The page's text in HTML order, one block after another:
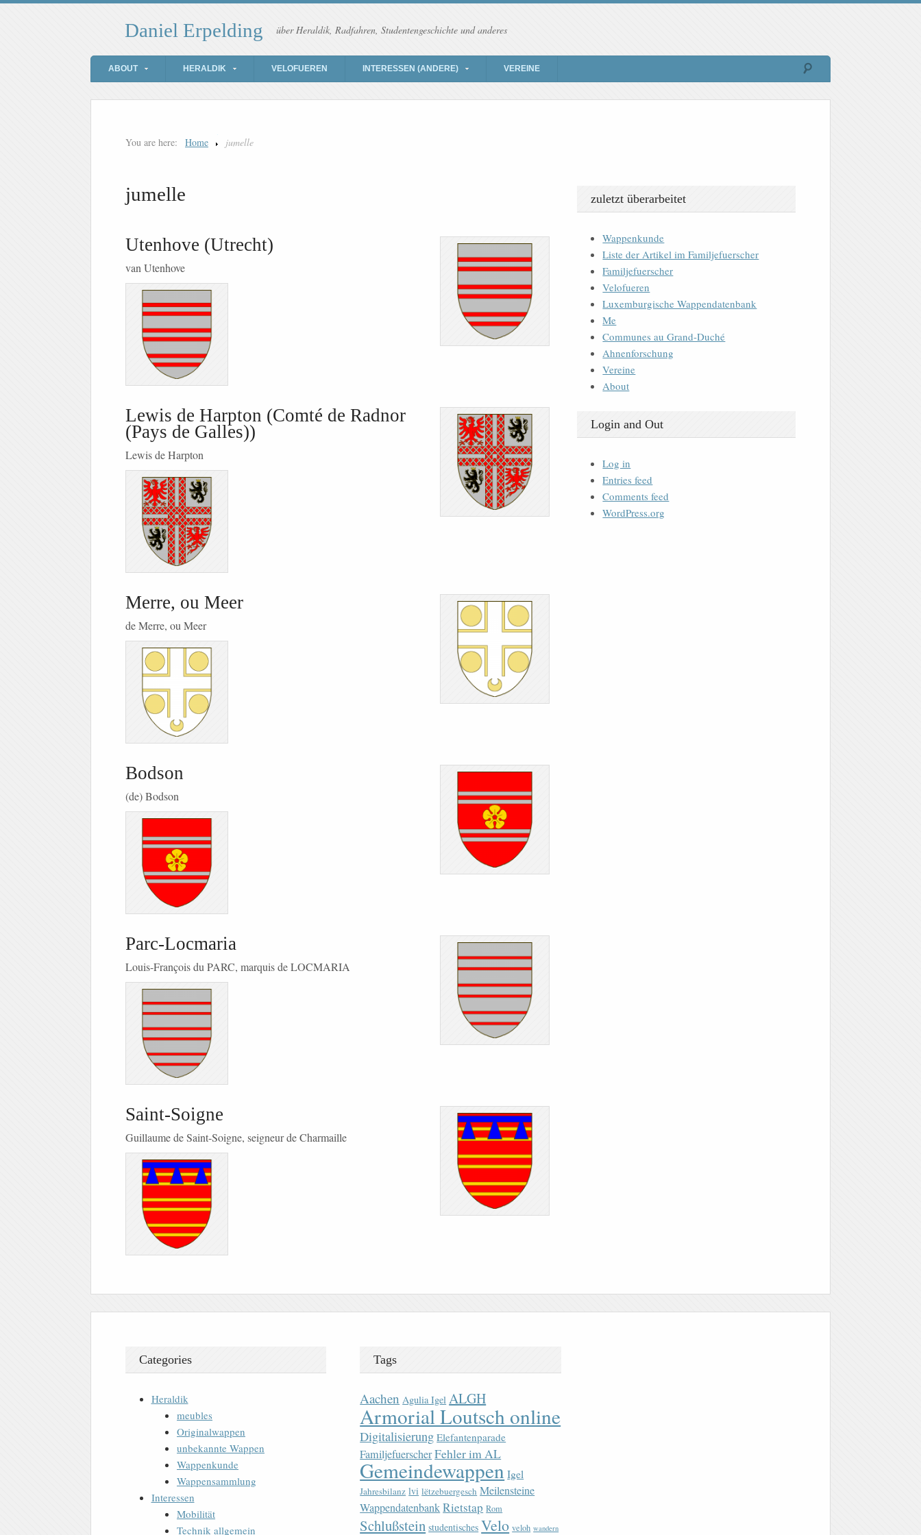
Daniel Erpelding über Heraldik, Radfahren, Studentengeschichte und anderes
ABOUT HERALDIK VELOFUEREN INTERESSEN (ANDERE) VEREINE
You are here: Home jumelle
jumelle
Utenhove (Utrecht)
van Utenhove
Lewis de Harpton (Comté de Radnor
(Pays de Galles))
Lewis de Harpton
Merre, ou Meer
de Merre, ou Meer
Bodson
(de) Bodson
Parc-Locmaria
Louis-François du PARC, marquis de LOCMARIA
Saint-Soigne
Guillaume de Saint-Soigne, seigneur de Charmaille
zuletzt überarbeitet
Wappenkunde
Liste der Artikel im Familjefuerscher
Familjefuerscher
Velofueren
Luxemburgische Wappendatenbank
Me
Communes au Grand-Duché
Ahnenforschung
Vereine
About
Login and Out
Log in
Entries feed
Comments feed
WordPress.org
Categories
Heraldik
meubles
Originalwappen
unbekannte Wappen
Wappenkunde
Wappensammlung
Interessen
Mobilität
Technik allgemein
Tags
Aachen Agulia Igel ALGH
Armorial Loutsch online
Digitalisierung Elefantenparade
FamiljefuerscherFehler im AL
Gemeindewappen Igel
Jahresbilanz lvi lëtzebuergesch Meilensteine
WappendatenbankRietstap Rom
Schlußstein studentisches Velo veloh wandern